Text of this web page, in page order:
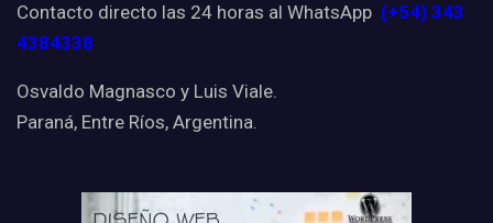
Contacto directo las 24 horas al WhatsApp (+54) 343
4384338
Osvaldo Magnasco y Luis Viale.
Paraná, Entre Ríos, Argentina.